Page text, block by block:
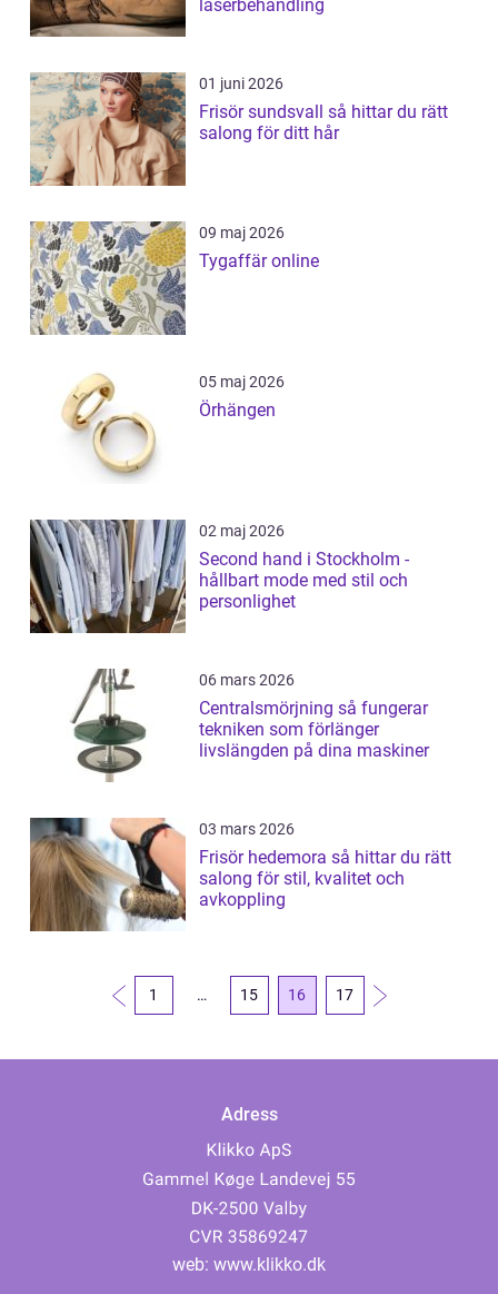
laserbehandling
01 juni 2026
Frisör sundsvall så hittar du rätt
salong för ditt hår
09 maj 2026
Tygaffär online
05 maj 2026
Örhängen
02 maj 2026
Second hand i Stockholm -
hållbart mode med stil och
personlighet
06 mars 2026
Centralsmörjning så fungerar
tekniken som förlänger
livslängden på dina maskiner
03 mars 2026
Frisör hedemora så hittar du rätt
salong för stil, kvalitet och
avkoppling
1 … 15 16 17
Adress
web: www.klikko.dk